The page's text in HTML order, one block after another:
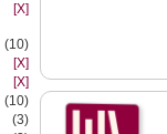
[X]
(10)
[X]
[X]
(10)
(3)